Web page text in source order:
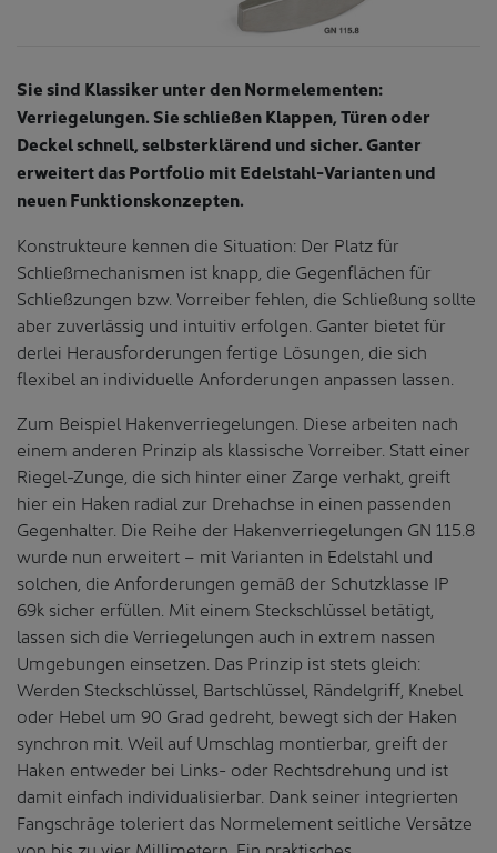
Sie sind Klassiker unter den Normelementen:
Verriegelungen. Sie schließen Klappen, Türen oder
Deckel schnell, selbsterklärend und sicher. Ganter
erweitert das Portfolio mit Edelstahl-Varianten und
neuen Funktionskonzepten.
Konstrukteure kennen die Situation: Der Platz für
Schließmechanismen ist knapp, die Gegenflächen für
Schließzungen bzw. Vorreiber fehlen, die Schließung sollte
aber zuverlässig und intuitiv erfolgen. Ganter bietet für
derlei Herausforderungen fertige Lösungen, die sich
flexibel an individuelle Anforderungen anpassen lassen.
Zum Beispiel Hakenverriegelungen. Diese arbeiten nach
einem anderen Prinzip als klassische Vorreiber. Statt einer
Riegel-Zunge, die sich hinter einer Zarge verhakt, greift
hier ein Haken radial zur Drehachse in einen passenden
Gegenhalter. Die Reihe der Hakenverriegelungen GN 115.8
wurde nun erweitert – mit Varianten in Edelstahl und
solchen, die Anforderungen gemäß der Schutzklasse IP
69k sicher erfüllen. Mit einem Steckschlüssel betätigt,
lassen sich die Verriegelungen auch in extrem nassen
Umgebungen einsetzen. Das Prinzip ist stets gleich:
Werden Steckschlüssel, Bartschlüssel, Rändelgriff, Knebel
oder Hebel um 90 Grad gedreht, bewegt sich der Haken
synchron mit. Weil auf Umschlag montierbar, greift der
Haken entweder bei Links- oder Rechtsdrehung und ist
damit einfach individualisierbar. Dank seiner integrierten
Fangschräge toleriert das Normelement seitliche Versätze
von bis zu vier Millimetern. Ein praktisches